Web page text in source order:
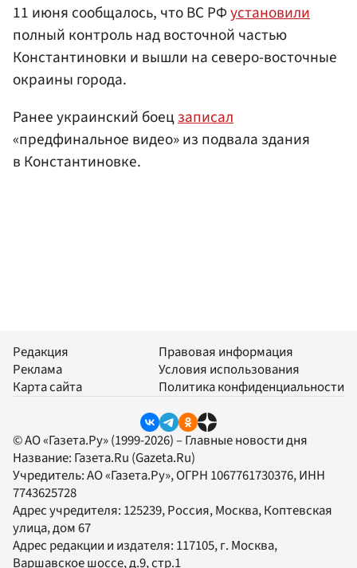
11 июня сообщалось, что ВС РФустановили
полный контроль над восточной частью
Константиновки и вышли на северо-восточные
окраины города.
Ранее украинский боецзаписал
«предфинальное видео» из подвала здания
в Константиновке.
Редакция
Реклама
Карта сайта
Правовая информация
Условия использования
Политика конфиденциальности
© АО «Газета.Ру» (1999-2026) – Главные новости дня
Название: Газета.Ru (Gazeta.Ru)
Учредитель:АО «Газета.Ру», ОГРН 1067761730376, ИНН
7743625728
Адрес учредителя: 125239, Россия, Москва, Коптевская
улица, дом 67
Адрес редакции и издателя: 117105, г. Москва,
Варшавское шоссе, д.9, стр.1